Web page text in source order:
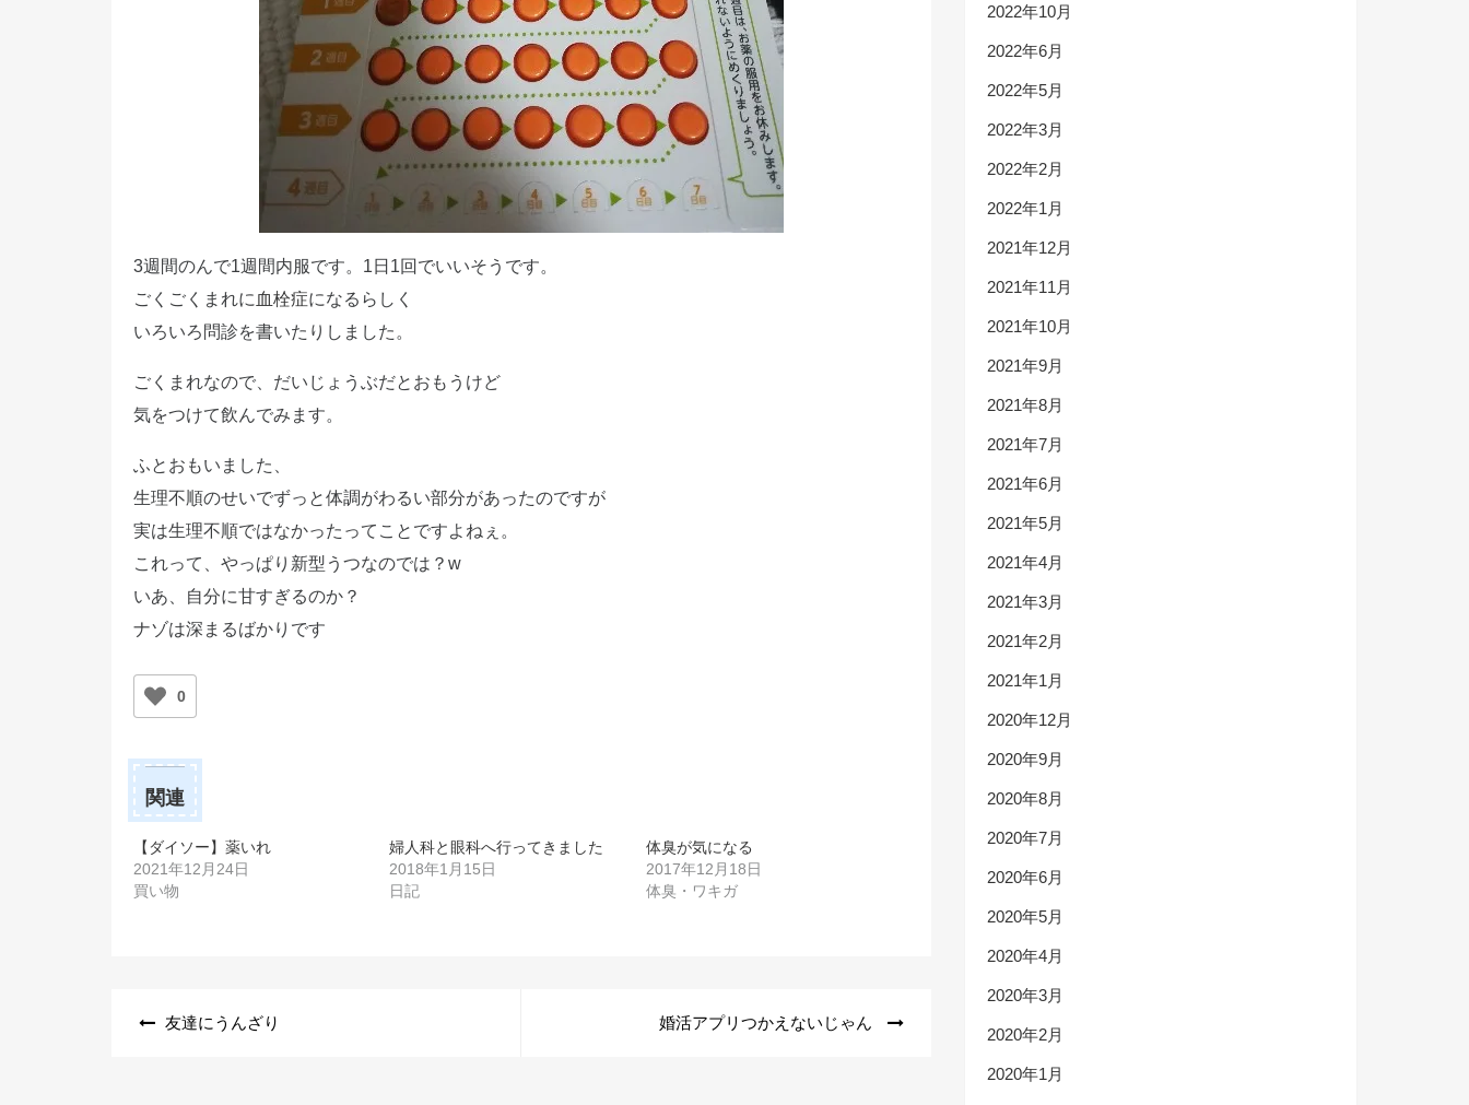
3週間のんで1週間内服です。1日1回でいいそうです。
ごくごくまれに 血栓症になるらしく
いろいろ問診を書いたりしました。
ごくまれなので、だいじょうぶだとおもうけど
気をつけて飲んでみます。
ふとおもいました、
生理不順のせいでずっと体調がわるい部分があったのですが
実は生理不順ではなかったってことですよねぇ。
これって、やっぱり新型うつなのでは？w
いあ、自分に甘すぎるのか？
ナゾは深まるばかりです
0
関連
【ダイソー】薬いれ
2021年12月24日
買い物
婦人科と眼科へ行ってきました
2018年1月15日
日記
体臭が気になる
2017年12月18日
体臭・ワキガ
友達にうんざり 婚活アプリつかえないじゃん
2022年10月
2022年6月
2022年5月
2022年3月
2022年2月
2022年1月
2021年12月
2021年11月
2021年10月
2021年9月
2021年8月
2021年7月
2021年6月
2021年5月
2021年4月
2021年3月
2021年2月
2021年1月
2020年12月
2020年9月
2020年8月
2020年7月
2020年6月
2020年5月
2020年4月
2020年3月
2020年2月
2020年1月